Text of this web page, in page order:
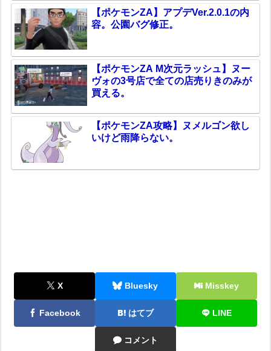
【ポケモンZA】アプデVer.2.0.1の内
容。公園バグ修正。
【ポケモンZA M次元ラッシュ】ヌー
ヴォの3号店で全ての店売りきのみが
買える。
【ポケモンZA攻略】ヌメルゴン欲し
いけど雨降らない。
X Bluesky Misskey
Facebook はてブ LINE
コメント